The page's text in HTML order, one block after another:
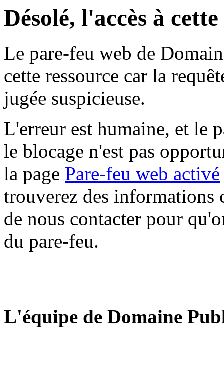
Désolé, l'accès à
Le pare-feu web de
cette ressource car la
jugée suspicieuse.
L'erreur est humaine, et le
le blocage n'est pas
la page Pare-feu web activé
trouverez des informations
de nous contacter pour
du pare-feu.
L'équipe de Domaine